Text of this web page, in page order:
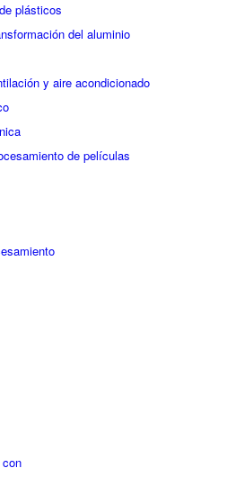
plásticos
del aluminio
y aire acondicionado
de películas